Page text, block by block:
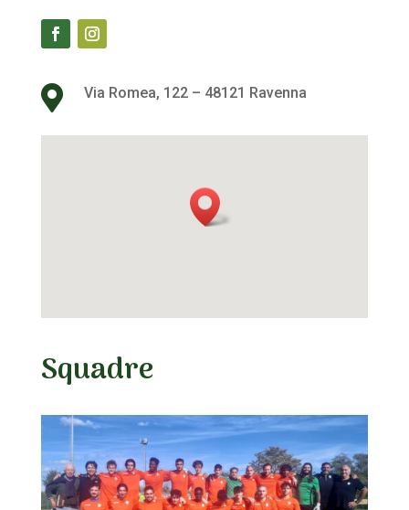
 Via Romea, 122 – 48121 Ravenna
Squadre